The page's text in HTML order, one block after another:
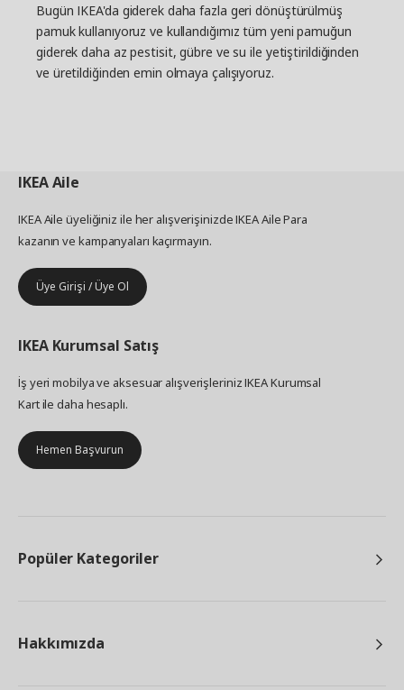
Bugün IKEA'da giderek daha fazla geri dönüştürülmüş
pamuk kullanıyoruz ve kullandığımız tüm yeni pamuğun
giderek daha az pestisit, gübre ve su ile yetiştirildiğinden
ve üretildiğinden emin olmaya çalışıyoruz.
IKEAAile
IKEA Aile üyeliğiniz ile her alışverişinizde IKEA Aile Para
kazanın ve kampanyaları kaçırmayın.
Üye Girişi / Üye Ol
IKEA Kurumsal Satış
İş yeri mobilya ve aksesuar alışverişleriniz IKEA Kurumsal
Kart ile daha hesaplı.
Hemen Başvurun
Popüler Kategoriler
Hakkımızda